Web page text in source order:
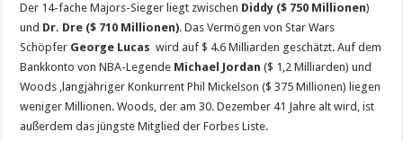
Der 14-fache Majors-Sieger liegt zwischen Diddy ($ 750 Millionen)
und Dr. Dre ($ 710 Millionen). Das Vermögen von Star Wars
Schöpfer George Lucas wird auf $ 4.6 Milliarden geschätzt. Auf dem
Bankkonto von NBA-Legende Michael Jordan ($ 1,2 Milliarden) und
Woods ‚langjähriger Konkurrent Phil Mickelson ($ 375 Millionen) liegen
weniger Millionen. Woods, der am 30. Dezember 41 Jahre alt wird, ist
außerdem das jüngste Mitglied der Forbes Liste.